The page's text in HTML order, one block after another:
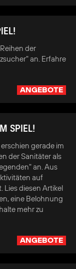
der
an. Erfahre
ANGEBOTE
SPIEL!
gerade im
der Sanitäter als
an. Aus
auf
Lies diesen Artikel
eine Belohnung
mehr zu
ANGEBOTE